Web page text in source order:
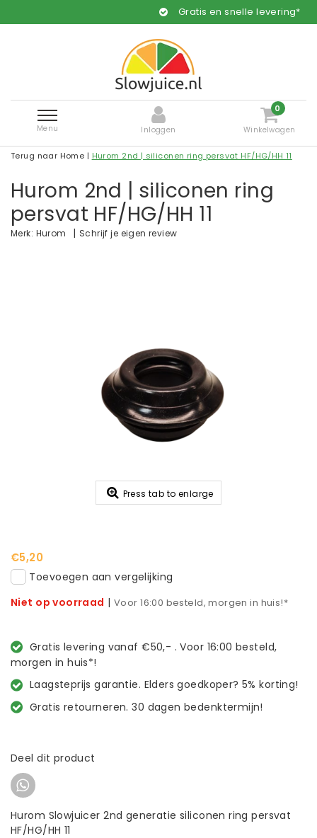
Gratis en snelle levering*
Menu Inloggen
0
Winkelwagen
Terug naar Home | Hurom 2nd | siliconen ring persvat HF/HG/HH 11
Hurom 2nd | siliconen ring
persvat HF/HG/HH 11
Merk: Hurom | Schrijf je eigen review
Press tab to enlarge
€5,20
Toevoegen aan vergelijking
Niet op voorraad | Voor 16:00 besteld, morgen in huis!*
Gratis levering vanaf €50,- . Voor 16:00 besteld,
morgen in huis*!
Laagsteprijs garantie. Elders goedkoper? 5% korting!
Gratis retourneren. 30 dagen bedenktermijn!
Deel dit product
Hurom Slowjuicer 2nd generatie siliconen ring persvat
HF/HG/HH 11